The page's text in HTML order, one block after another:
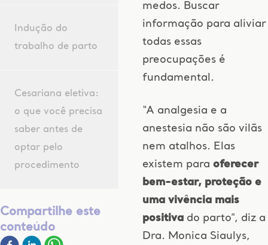
Indução do
trabalho de parto
Cesariana eletiva:
o que você precisa
saber antes de
optar pelo
procedimento
Compartilhe este
conteúdo
medos. Buscar
informação para aliviar
todas essas
preocupações é
fundamental.
“A analgesia e a
anestesia não são vilãs
nem atalhos. Elas
existem para oferecer
bem-estar, proteção e
uma vivência mais
positiva do parto”, diz a
Dra. Monica Siaulys,